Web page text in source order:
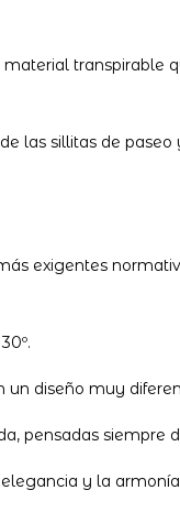
las sillitas de
exigentes
diseño muy
pensadas siempre
y la